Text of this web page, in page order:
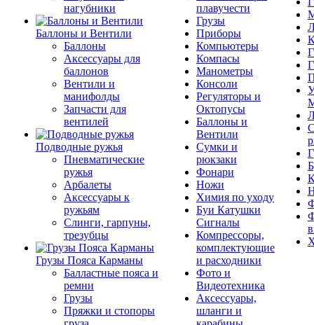
нагубники
Баллоны и Вентили
Баллоны
Аксессуары для
баллонов
Вентили и
манифолды
Запчасти для
вентилей
Подводные ружья
Пневматические
ружья
Арбалеты
Аксессуары к
ружьям
Слинги, гарпуны,
трезубцы
Грузы Пояса Карманы
Балластные пояса и
ремни
Грузы
Пряжки и стопоры
плавучести
Грузы
Приборы
Компьютеры
Компасы
Манометры
Консоли
Регуляторы и
Октопусы
Баллоны и
Вентили
Сумки и
рюкзаки
Фонари
Ножи
Химия по уходу
Буи Катушки
Сигналы
Компрессоры,
комплектующие
и расходники
Фото и
Видеотехника
Аксессуары,
шланги и